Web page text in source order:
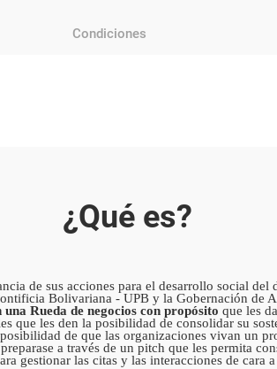
Condiciones
¿Qué es?
de sus acciones para el desarrollo social
Bolivariana - UPB y la Gobernación de
Rueda de negocios con propósito que les
que les den la posibilidad de consolidar su
de que las organizaciones vivan un
a través de un pitch que les permita
gestionar las citas y las interacciones de cara